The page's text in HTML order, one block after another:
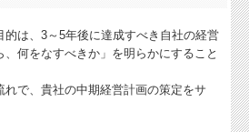
は、3～5年後に達成すべき自社の経営
何をなすべきか」を明らかにすること
れで、貴社の中期経営計画の策定をサ